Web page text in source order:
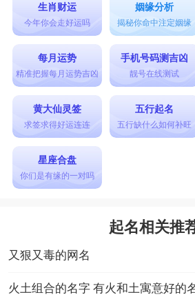
生肖财运
今年你会走好运吗
姻缘分析
揭秘你命中注定姻缘
每月运势
精准把握每月运势吉凶
手机号码测吉凶
靓号在线测试
黄大仙灵签
求签求得好运连连
五行起名
五行缺什么如何补旺
星座合盘
你们是有缘的一对吗
起名相关推
又狠又毒的网名
火土组合的名字 有火和土寓意好的